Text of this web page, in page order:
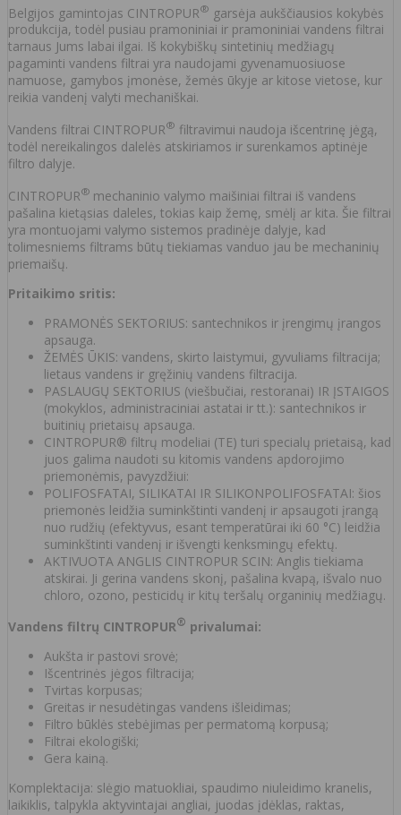
Belgijos gamintojas CINTROPUR® garsėja aukščiausios kokybės
produkcija, todėl pusiau pramoniniai ir pramoniniai vandens filtrai
tarnaus Jums labai ilgai. Iš kokybiškų sintetinių medžiagų
pagaminti vandens filtrai yra naudojami gyvenamuosiuose
namuose, gamybos įmonėse, žemės ūkyje ar kitose vietose, kur
reikia vandenį valyti mechaniškai.
Vandens filtrai CINTROPUR® filtravimui naudoja išcentrinę jėgą,
todėl nereikalingos dalelės atskiriamos ir surenkamos aptinėje
filtro dalyje.
CINTROPUR® mechaninio valymo maišiniai filtrai iš vandens
pašalina kietąsias daleles, tokias kaip žemę, smėlį ar kita. Šie filtrai
yra montuojami valymo sistemos pradinėje dalyje, kad
tolimesniems filtrams būtų tiekiamas vanduo jau be mechaninių
priemaišų.
Pritaikimo sritis:
PRAMONĖS SEKTORIUS: santechnikos ir įrengimų įrangos
apsauga.
ŽEMĖS ŪKIS: vandens, skirto laistymui, gyvuliams filtracija;
lietaus vandens ir gręžinių vandens filtracija.
PASLAUGŲ SEKTORIUS (viešbučiai, restoranai) IR ĮSTAIGOS
(mokyklos, administraciniai astatai ir tt.): santechnikos ir
buitinių prietaisų apsauga.
CINTROPUR® filtrų modeliai (TE) turi specialų prietaisą, kad
juos galima naudoti su kitomis vandens apdorojimo
priemonėmis, pavyzdžiui:
POLIFOSFATAI, SILIKATAI IR SILIKONPOLIFOSFATAI: šios
priemonės leidžia suminkštinti vandenį ir apsaugoti įrangą
nuo rudžių (efektyvus, esant temperatūrai iki 60 °C) leidžia
suminkštinti vandenį ir išvengti kenksmingų efektų.
AKTIVUOTA ANGLIS CINTROPUR SCIN: Anglis tiekiama
atskirai. Ji gerina vandens skonį, pašalina kvapą, išvalo nuo
chloro, ozono, pesticidų ir kitų teršalų organinių medžiagų.
Vandens filtrų CINTROPUR® privalumai:
Aukšta ir pastovi srovė;
Išcentrinės jėgos filtracija;
Tvirtas korpusas;
Greitas ir nesudėtingas vandens išleidimas;
Filtro būklės stebėjimas per permatomą korpusą;
Filtrai ekologiški;
Gera kainą.
Komplektacija: slėgio matuokliai, spaudimo niuleidimo kranelis,
laikiklis, talpykla aktyvintajai angliai, juodas įdėklas, raktas,